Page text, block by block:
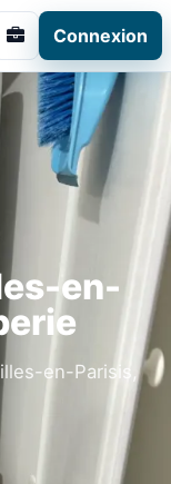
Connexion
en-
en-Parisis,